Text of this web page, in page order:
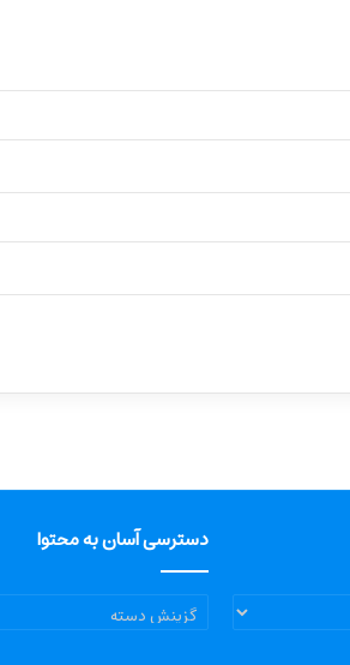
دسترسی آسان به محتوا
دسترسی
آسان